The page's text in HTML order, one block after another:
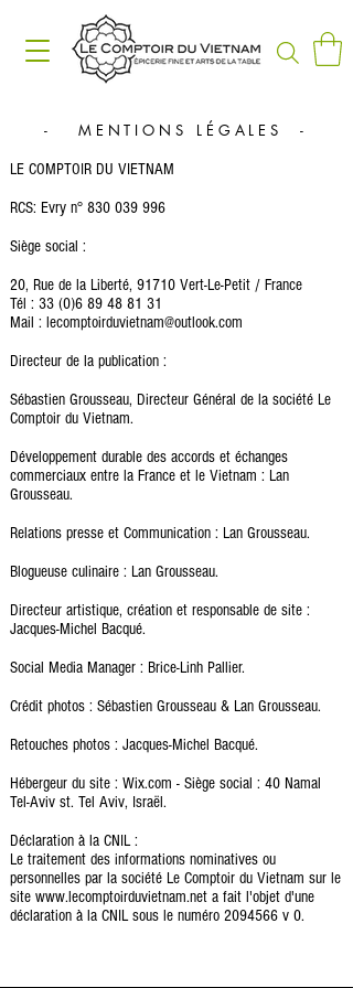
- MENTIONS LÉGALES -
LE COMPTOIR DU VIETNAM
RCS: Evry n° 830 039 996
Siège social :
20, Rue de la Liberté, 91710 Vert-Le-Petit / France
Tél : 33 (0)6 89 48 81 31
Mail : lecomptoirduvietnam@outlook.com
Directeur de la publication :
Sébastien Grousseau, Directeur Général de la société Le
Comptoir du Vietnam.
Développement durable des accords et échanges
commerciaux entre la France et le Vietnam : Lan
Grousseau.
Relations presse et Communication : Lan Grousseau.
Blogueuse culinaire : Lan Grousseau.
Directeur artistique, création et responsable de site :
Jacques-Michel Bacqué.
Social Media Manager : Brice-Linh Pallier.
Crédit photos : Sébastien Grousseau & Lan Grousseau.
Retouches photos : Jacques-Michel Bacqué.
Hébergeur du site : Wix.com - Siège social : 40 Namal
Tel-Aviv st. Tel Aviv, Israël.
Déclaration à la CNIL :
Le traitement des informations nominatives ou
personnelles par la société Le Comptoir du Vietnam sur le
site www.lecomptoirduvietnam.net a fait l'objet d'une
déclaration à la CNIL sous le numéro 2094566 v 0.